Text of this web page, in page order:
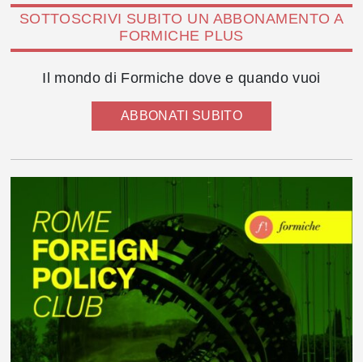
SOTTOSCRIVI SUBITO UN ABBONAMENTO A
FORMICHE PLUS
Il mondo di Formiche dove e quando vuoi
ABBONATI SUBITO